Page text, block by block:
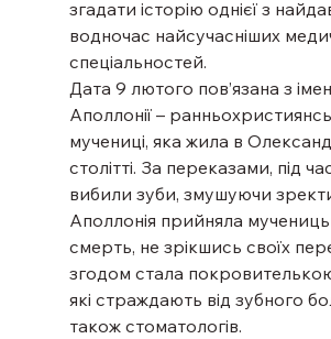
згадати історію однієї з
водночас найсучасніших
спеціальностей.
Дата 9 лютого пов’язана з
Аполлонії –
мучениці, яка жила в
столітті. За переказами, під
вибили зуби, змушуючи
Аполлонія прийняла
смерть, не зрікшись своїх
згодом стала
які страждають від зубного
також стоматологів.